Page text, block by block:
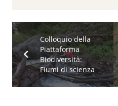
Colloquio della
Piattaforma
Biodiversità:
Fiumi di scienza